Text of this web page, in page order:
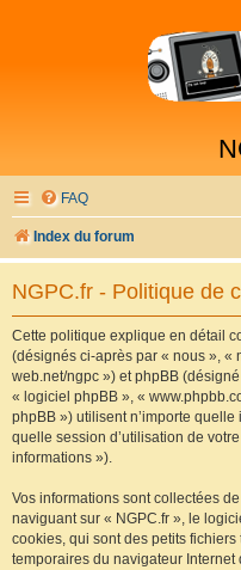
FAQ
Index du forum
NGPC.fr - Politique de
Cette politique explique en détail
(désignés ci-après par « nous », «
web.net/ngpc ») et phpBB
« logiciel phpBB », «
phpBB ») utilisent n’importe
quelle session d’utilisation de
informations »).
Vos informations sont collectées
naviguant sur « NGPC.fr », le
cookies, qui sont des petits
temporaires du navigateur